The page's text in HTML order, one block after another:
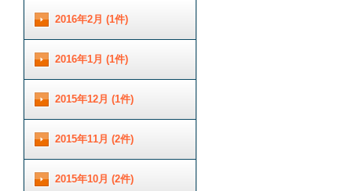
2016年2月 (1件)
2016年1月 (1件)
2015年12月 (1件)
2015年11月 (2件)
2015年10月 (2件)